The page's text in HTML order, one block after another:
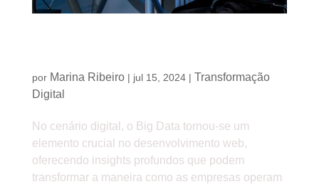
por Marina Ribeiro| jul 15, 2024| Transformação
Digital
No cenário digital, o Big Data tornou-se um
elemento crucial no desenvolvimento web,
oferecendo insights profundos que podem
transformar a maneira como as empresas operam